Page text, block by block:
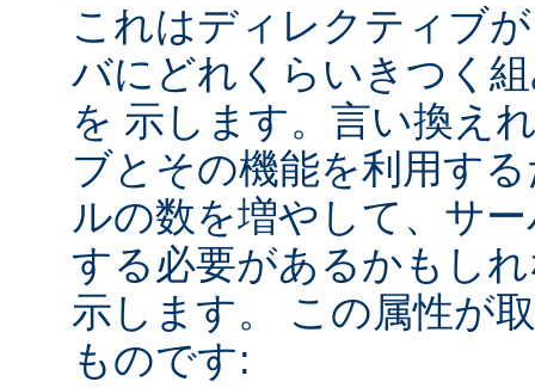
これはディレクティブ
バにどれくらいきつく
を 示します。言い換え
ブとその機能を利用す
ルの数を増やして、サ
する必要があるかもし
示します。 この属性が
ものです: